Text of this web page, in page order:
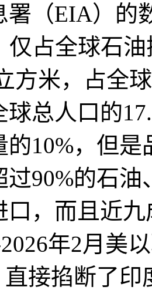
署（EIA）的
仅占全球石
方米，占全
球总人口的
的10%，但
过90%的石
口，而且近
年2月美
直接掐断了